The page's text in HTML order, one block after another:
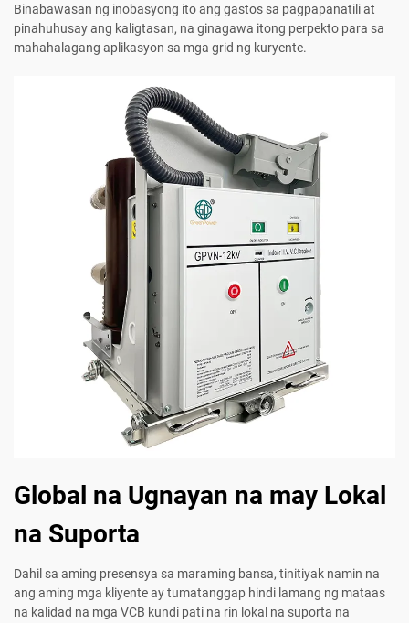
Binabawasan ng inobasyong ito ang gastos sa pagpapanatili at
pinahuhusay ang kaligtasan, na ginagawa itong perpekto para sa
mahahalagang aplikasyon sa mga grid ng kuryente.
Global na Ugnayan na may Lokal
na Suporta
Dahil sa aming presensya sa maraming bansa, tinitiyak namin na
ang aming mga kliyente ay tumatanggap hindi lamang ng mataas
na kalidad na mga VCB kundi pati na rin lokal na suporta na